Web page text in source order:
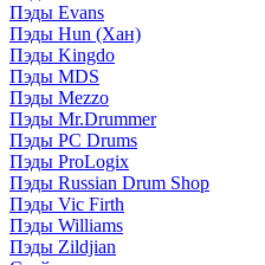
Пэды Evans
Пэды Hun (Хан)
Пэды Kingdo
Пэды MDS
Пэды Mezzo
Пэды Mr.Drummer
Пэды PC Drums
Пэды ProLogix
Пэды Russian Drum Shop
Пэды Vic Firth
Пэды Williams
Пэды Zildjian